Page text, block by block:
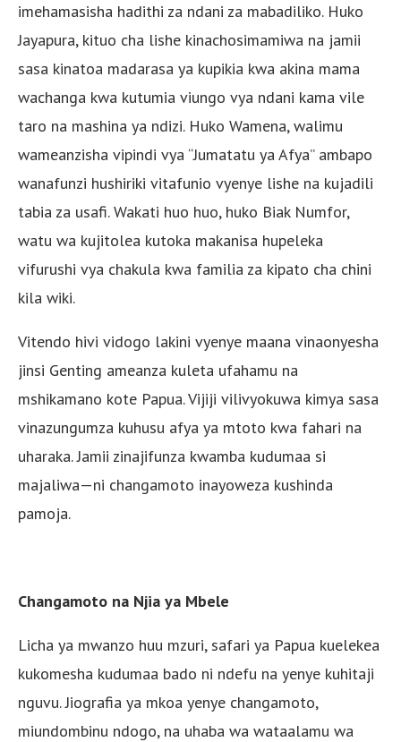
imehamasisha hadithi za ndani za mabadiliko. Huko
Jayapura, kituo cha lishe kinachosimamiwa na jamii
sasa kinatoa madarasa ya kupikia kwa akina mama
wachanga kwa kutumia viungo vya ndani kama vile
taro na mashina ya ndizi. Huko Wamena, walimu
wameanzisha vipindi vya “Jumatatu ya Afya” ambapo
wanafunzi hushiriki vitafunio vyenye lishe na kujadili
tabia za usafi. Wakati huo huo, huko Biak Numfor,
watu wa kujitolea kutoka makanisa hupeleka
vifurushi vya chakula kwa familia za kipato cha chini
kila wiki.
Vitendo hivi vidogo lakini vyenye maana vinaonyesha
jinsi Genting ameanza kuleta ufahamu na
mshikamano kote Papua. Vijiji vilivyokuwa kimya sasa
vinazungumza kuhusu afya ya mtoto kwa fahari na
uharaka. Jamii zinajifunza kwamba kudumaa si
majaliwa—ni changamoto inayoweza kushinda
pamoja.
Changamoto na Njia ya Mbele
Licha ya mwanzo huu mzuri, safari ya Papua kuelekea
kukomesha kudumaa bado ni ndefu na yenye kuhitaji
nguvu. Jiografia ya mkoa yenye changamoto,
miundombinu ndogo, na uhaba wa wataalamu wa